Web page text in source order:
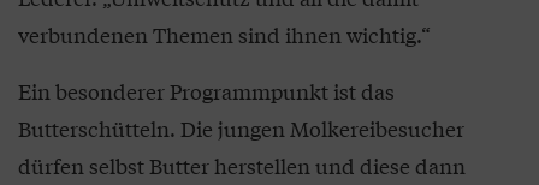
verbundenen Themen sind ihnen wichtig.“
Ein besonderer Programmpunkt ist das
Butterschütteln. Die jungen Molkereibesucher
dürfen selbst Butter herstellen und diese dann